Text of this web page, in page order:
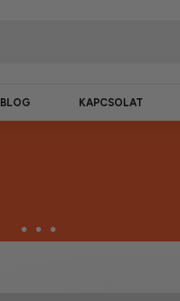
BLOG KAPCSOLAT